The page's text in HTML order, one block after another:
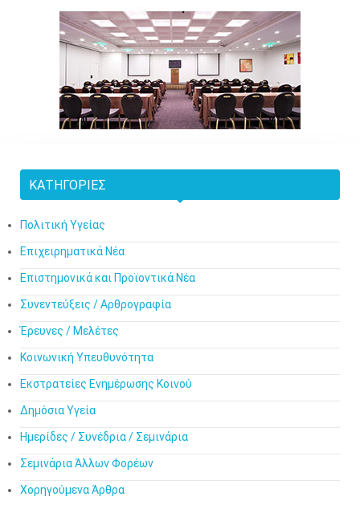
ΚΑΤΗΓΟΡΊΕΣ
Πολιτική Υγείας
Επιχειρηματικά Νέα
Επιστημονικά και Προϊοντικά Νέα
Συνεντεύξεις / Αρθρογραφία
Έρευνες / Μελέτες
Κοινωνική Υπευθυνότητα
Εκστρατείες Ενημέρωσης Κοινού
Δημόσια Υγεία
Ημερίδες / Συνέδρια / Σεμινάρια
Σεμινάρια Άλλων Φορέων
Χορηγούμενα Άρθρα